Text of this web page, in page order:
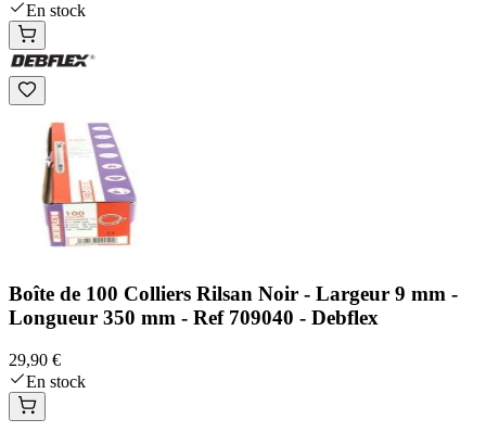
En stock
Boîte de 100 Colliers Rilsan Noir - Largeur 9 mm -
Longueur 350 mm - Ref 709040 - Debflex
29,90 €
En stock